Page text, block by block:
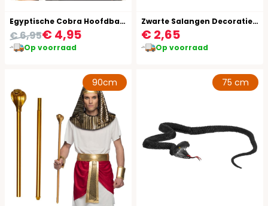
Egyptische Cobra Hoofdband
€ 4,95
€ 6,95
Op voorraad
Zwarte Salangen Decoratie Halloween
€ 2,65
Op voorraad
90cm 75 cm